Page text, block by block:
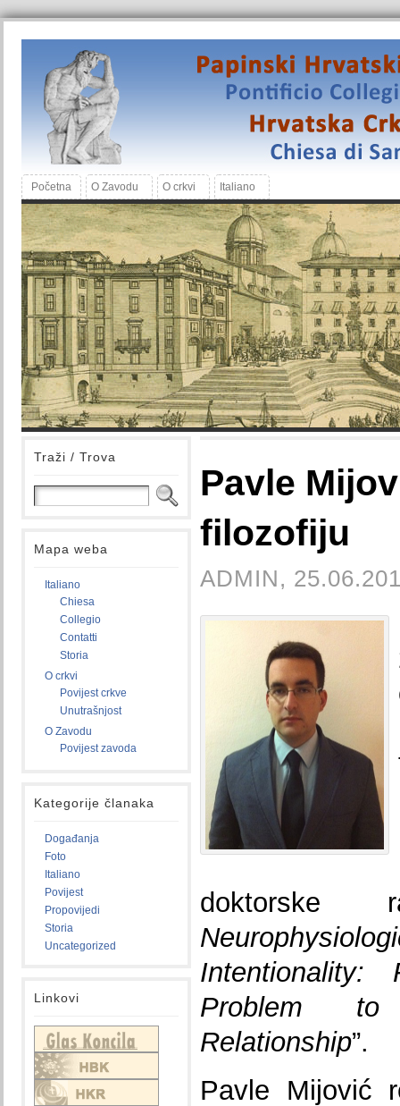
Početna O Zavodu O crkvi Italiano
Traži / Trova
Mapa weba
Italiano
Chiesa
Collegio
Contatti
Storia
O crkvi
Povijest crkve
Unutrašnjost
O Zavodu
Povijest zavoda
Kategorije članaka
Događanja
Foto
Italiano
Povijest
Propovijedi
Storia
Uncategorized
Linkovi
Pavle
filozofiju
ADMIN,
Intentionality:
Problem to
Relationship”.
Pavle Mijović